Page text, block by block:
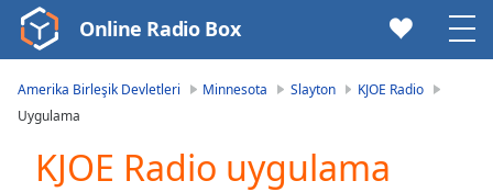
Video
Player
loading.
Video
Online Radio Box
Amerika Birleşik Devletleri Minnesota Slayton
KJOE Radio
Uygulama
KJOE Radio uygulama